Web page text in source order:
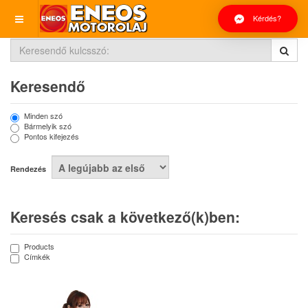
Kérdés?
Keresendő
Minden szó
Bármelyik szó
Pontos kifejezés
Rendezés
Keresés csak a következő(k)ben:
Products
Címkék